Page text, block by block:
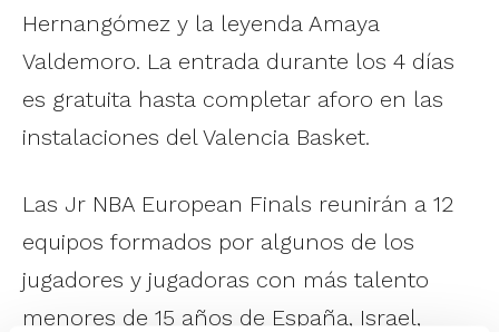
Hernangómez y la leyenda Amaya
Valdemoro. La entrada durante los 4 días
es gratuita hasta completar aforo en las
instalaciones del Valencia Basket.
Las Jr NBA European Finals reunirán a 12
equipos formados por algunos de los
jugadores y jugadoras con más talento
menores de 15 años de España, Israel,